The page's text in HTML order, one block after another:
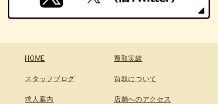
HOME 買取実績
スタッフブログ 買取について
求人案内 店舗へのアクセス